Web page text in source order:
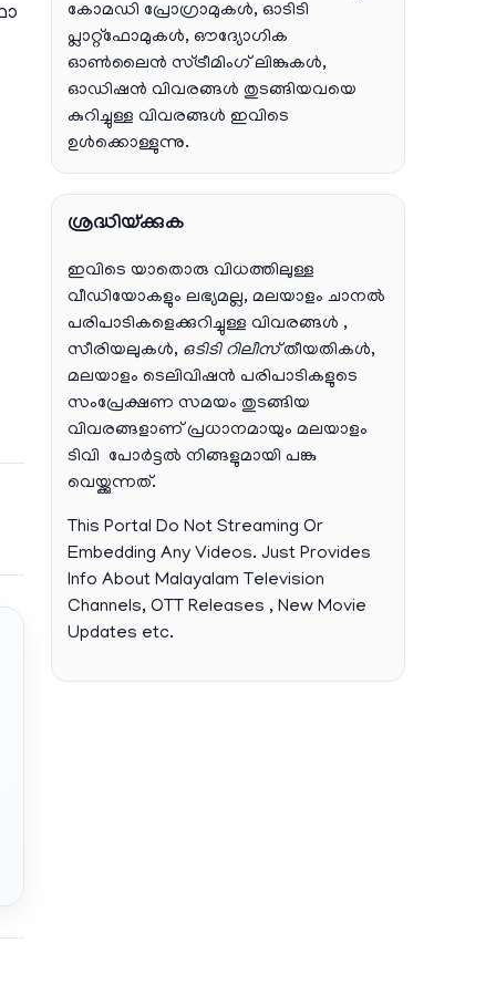
കോമഡി പ്രോഗ്രാമുകൾ, ഓടിടി
പ്ലാറ്റ്‌ഫോമുകൾ, ഔദ്യോഗിക
ഓൺലൈൻ സ്ട്രീമിംഗ് ലിങ്കുകൾ,
ഓഡിഷൻ വിവരങ്ങൾ തുടങ്ങിയവയെ
കുറിച്ചുള്ള വിവരങ്ങൾ ഇവിടെ
ഉൾക്കൊള്ളുന്നു.
ശ്രദ്ധിയ്ക്കുക
ഇവിടെ യാതൊരു വിധത്തിലുള്ള
വീഡിയോകളും ലഭ്യമല്ല, മലയാളം ചാനല്‍
പരിപാടികളെക്കുറിച്ചുള്ള വിവരങ്ങള്‍ ,
സീരിയലുകള്‍, ഒടിടി റിലീസ്തീയതികള്‍,
മലയാളം ടെലിവിഷന്‍ പരിപാടികളുടെ
സംപ്രേക്ഷണ സമയം തുടങ്ങിയ
വിവരങ്ങളാണ് പ്രധാനമായും മലയാളം
ടിവി പോര്‍ട്ടല്‍ നിങ്ങളുമായി പങ്കു
വെയ്ക്കുന്നത്.
This Portal Do Not Streaming Or
Embedding Any Videos. Just Provides
Info About Malayalam Television
Channels, OTT Releases , New Movie
Updates etc.